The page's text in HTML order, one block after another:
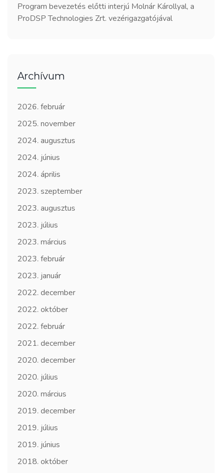
Program bevezetés előtti interjú Molnár Károllyal, a
ProDSP Technologies Zrt. vezérigazgatójával
Archívum
2026. február
2025. november
2024. augusztus
2024. június
2024. április
2023. szeptember
2023. augusztus
2023. július
2023. március
2023. február
2023. január
2022. december
2022. október
2022. február
2021. december
2020. december
2020. július
2020. március
2019. december
2019. július
2019. június
2018. október